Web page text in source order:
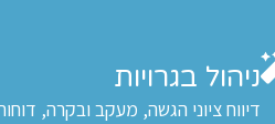
ניהול בגרויות
דיווח ציוני הגשה, מעקב ובקרה,